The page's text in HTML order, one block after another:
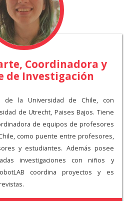
, Coordinadora y
de Investigación
de la Universidad de Chile, con
de Utrecht, Paises Bajos. Tiene
de equipos de profesores
como puente entre profesores,
y estudiantes. Además posee
investigaciones con niños y
coordina proyectos y es